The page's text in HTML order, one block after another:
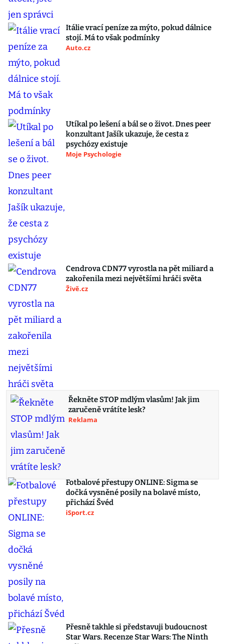
Itálie vrací peníze za mýto, pokud dálnice
stojí. Má to však podmínky
Auto.cz
Utíkal po lešení a bál se o život. Dnes peer
konzultant Jašík ukazuje, že cesta z
psychózy existuje
Moje Psychologie
Cendrova CDN77 vyrostla na pět miliard a
zakořenila mezi největšími hráči světa
Živě.cz
Řekněte STOP mdlým vlasům! Jak jim
zaručeně vrátíte lesk?
Reklama
Fotbalové přestupy ONLINE: Sigma se
dočká vysněné posily na bolavé místo,
přichází Švéd
iSport.cz
Přesně takhle si představuji budoucnost
Star Wars. Recenze Star Wars: The Ninth